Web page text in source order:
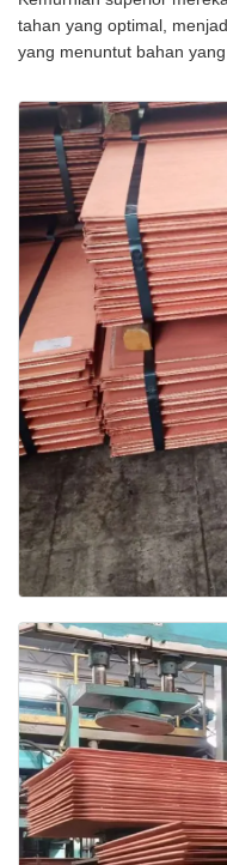
tahan yang optimal,
yang menuntut bahan